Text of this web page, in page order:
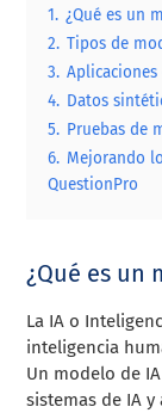
1. ¿Qué es un
2. Tipos de
3.
4. Datos
5. Pruebas de
6. Mejorando
QuestionPro
¿Qué es un
La IA o
inteligencia
Un modelo de
sistemas de IA